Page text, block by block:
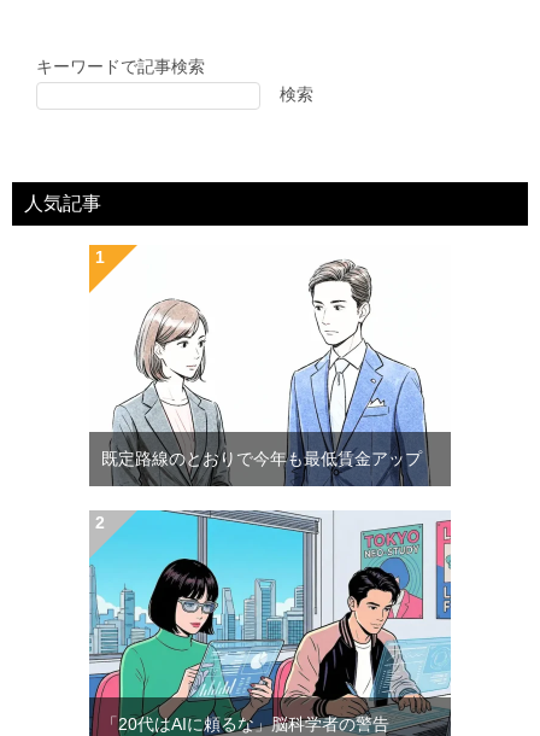
キーワードで記事検索
検索
人気記事
既定路線のとおりで今年も最低賃金アップ
「20代はAIに頼るな」脳科学者の警告